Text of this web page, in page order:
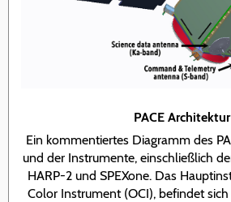
PACE Architektur
Ein kommentiertes Diagramm des
und der Instrumente, einschließlich
HARP-2 und SPEXone. Das
Color Instrument (OCI), befindet